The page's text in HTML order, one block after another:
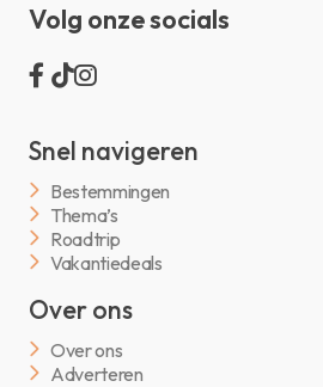
Volg onze socials
Snel navigeren
Bestemmingen
Thema’s
Roadtrip
Vakantiedeals
Over ons
Over ons
Adverteren